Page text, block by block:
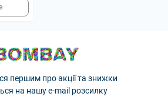
першим про акції та знижки
на нашу e-mail розсилку